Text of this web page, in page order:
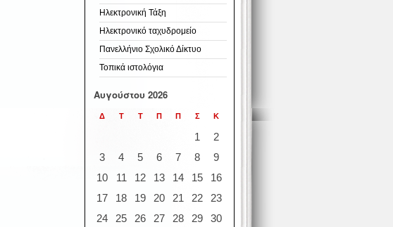
Ηλεκτρονική Τάξη
Ηλεκτρονικό ταχυδρομείο
Πανελλήνιο Σχολικό Δίκτυο
Τοπικά ιστολόγια
Αυγούστου 2026
Δ Τ Τ Π Π Σ Κ
1
2
3
4 5 6 7 8
9
10
11 12 13 14 15
16
17
18 19 20 21 22
23
24
25 26 27 28 29 30